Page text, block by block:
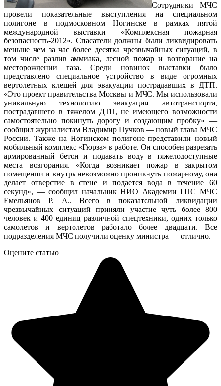
Сотрудники МЧС
провели показательные выступления на специальном
полигоне в подмосковном Ногинске в рамках пятой
международной выставки «Комплексная пожарная
безопасность-2012». Спасатели должны были ликвидировать
меньше чем за час более десятка чрезвычайных ситуаций, в
том числе разлив аммиака, лесной пожар и возгорание на
месторождении газа. Среди новинок выставки было
представлено специальное устройство в виде огромных
вертолетных клещей для эвакуации пострадавших в ДТП.
«Это проект правительства Москвы и МЧС. Мы использовали
уникальную технологию эвакуации автотранспорта,
пострадавшего в тяжелом ДТП, не имеющего возможности
самостоятельно покинуть дорогу и создающим пробку» —
сообщил журналистам Владимир Пучков — новый глава МЧС
России. Также на Ногинском полигоне представили новый
мобильный комплекс «Гюрза» в работе. Он способен разрезать
армированный бетон и подавать воду в тяжелодоступные
места возгорания. «Когда возникает пожар в закрытом
помещении и внутрь невозможно проникнуть пожарному, она
делает отверстие в стене и подается вода в течение 60
секунд», — сообщил начальник НИО Академии ГПС МЧС
Емельянов Р. А.. Всего в показательной ликвидации
чрезвычайных ситуаций приняли участие чуть более 800
человек и 400 единиц различной спецтехники, одних только
самолетов и вертолетов работало более двадцати. Все
подразделения МЧС получили оценку министра — отлично.
Оцените статью